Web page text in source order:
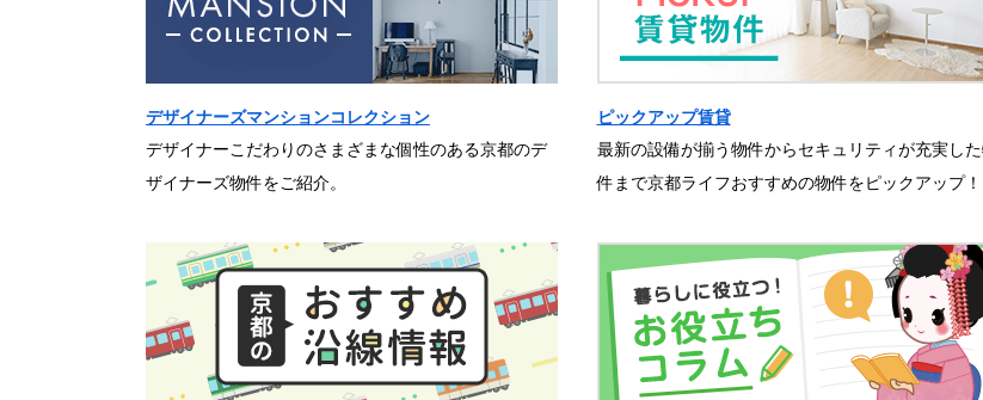
デザイナーズマンションコレクション
デザイナーこだわりのさまざまな個性のある京都のデ
ザイナーズ物件をご紹介。
ピックアップ賃貸
最新の設備が揃う物件からセキュリティが充実し
件まで京都ライフおすすめの物件をピックアップ！